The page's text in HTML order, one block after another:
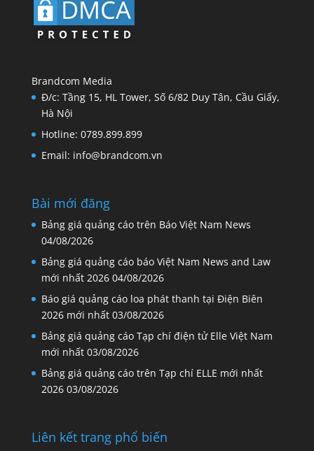
Brandcom Media
Đ/c: Tầng 15, HL Tower, Số 6/82 Duy Tân, Cầu Giấy,
Hà Nội
Hotline: 0789.899.899
Email: info@brandcom.vn
Bài mới đăng
Bảng giá quảng cáo trên Báo Việt Nam News
04/08/2026
Bảng giá quảng cáo báo Việt Nam News and Law
mới nhất 2026 04/08/2026
Báo giá quảng cáo loa phát thanh tại Điện Biên
2026 mới nhất 03/08/2026
Bảng giá quảng cáo Tạp chí điện tử Elle Việt Nam
mới nhất 03/08/2026
Bảng giá quảng cáo trên Tạp chí ELLE mới nhất
2026 03/08/2026
Liên kết trang phổ biến